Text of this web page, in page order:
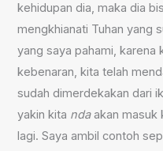
kehidupan dia, maka dia
mengkhianati Tuhan yang
yang saya pahami, karena
kebenaran, kita telah
sudah dimerdekakan dari
yakin kita ndaakan masuk
lagi. Saya ambil contoh